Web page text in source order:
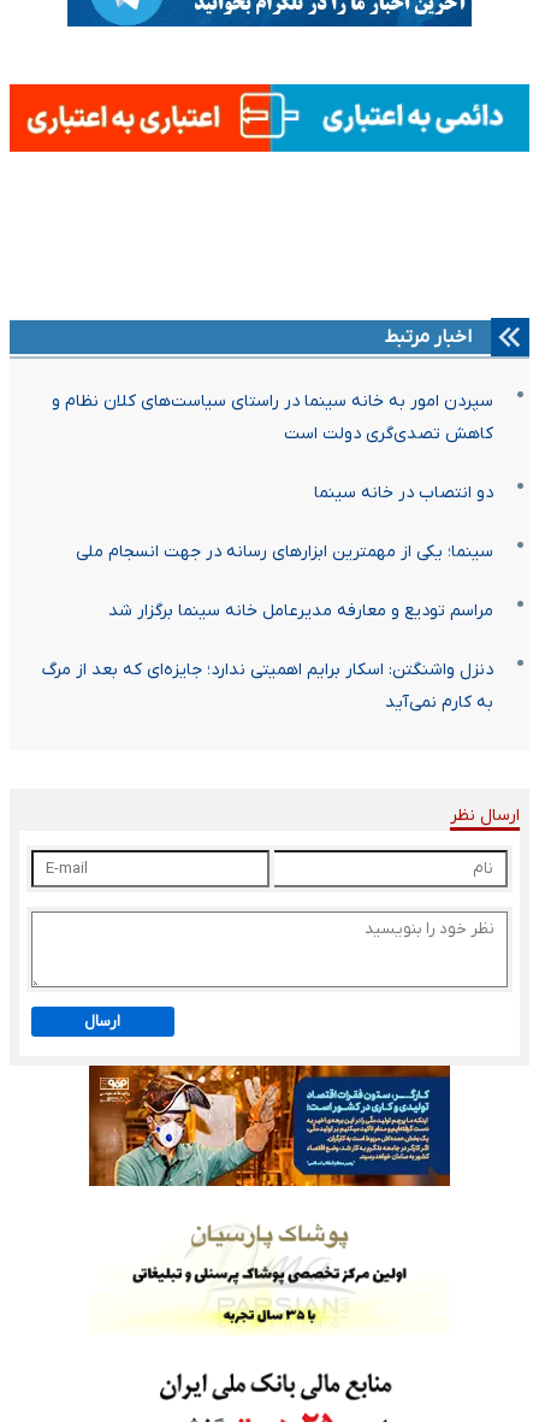
اخبار مرتبط
سپردن امور به خانه سینما در راستای سیاست‌های کلان نظام و
کاهش تصدی‌گری دولت است
دو انتصاب در خانه سینما
سینما؛ یکی از مهمترین ابزارهای رسانه در جهت انسجام ملی
مراسم تودیع و معارفه مدیرعامل خانه سینما برگزار شد
دنزل واشنگتن: اسکار برایم اهمیتی ندارد؛ جایزه‌ای که بعد از مرگ
به کارم نمی‌آید
ارسال نظر
ارسال